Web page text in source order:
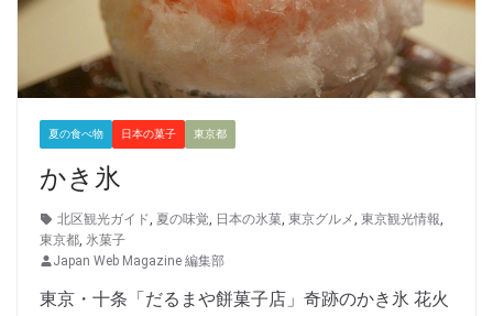
夏の食べ物 日本の菓子 東京都
かき氷
北区観光ガイド, 夏の味覚, 日本の氷菓, 東京グルメ, 東京観光情報,
東京都, 氷菓子
Japan Web Magazine 編集部
東京・十条「だるまや餅菓子店」奇跡のかき氷 花火